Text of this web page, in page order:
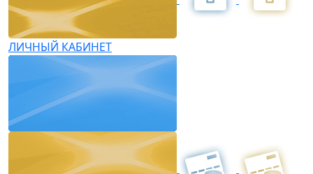
ЛИЧНЫЙ КАБИНЕТ